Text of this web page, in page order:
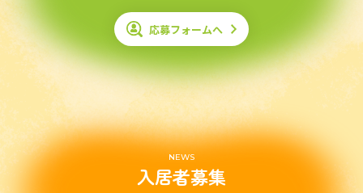
応募フォームへ
NEWS
入居者募集